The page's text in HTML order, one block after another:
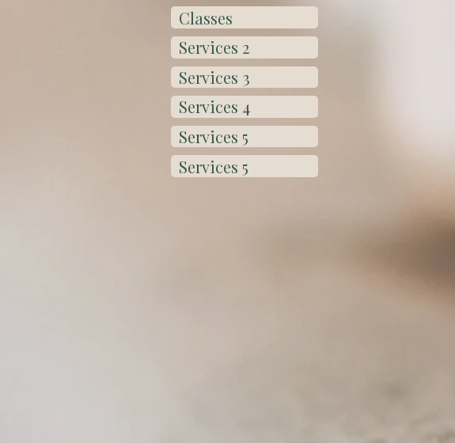
Classes
Services 2
Services 3
Services 4
Services 5
Services 5